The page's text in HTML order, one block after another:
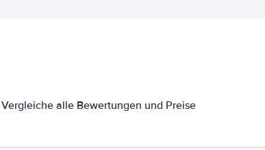
alle Bewertungen und Preise